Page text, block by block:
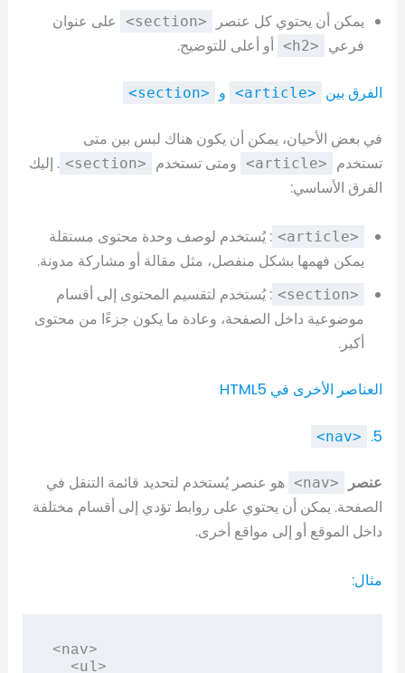
يمكن أن يحتوي كل عنصر
<section>
على عنوان
فرعي
<h2> أو أعلى للتوضيح.
الفرق بين <article> و <section>
في بعض الأحيان، يمكن أن يكون هناك لبس بين متى
تستخدم
<article> ومتى تستخدم <section>
. إليك
الفرق الأساسي:
<article>
: يُستخدم لوصف وحدة محتوى مستقلة
يمكن فهمها بشكل منفصل، مثل مقالة أو مشاركة مدونة.
<section>
: يُستخدم لتقسيم المحتوى إلى أقسام
موضوعية داخل الصفحة، وعادة ما يكون جزءًا من محتوى
أكبر.
العناصر الأخرى في HTML5
5.
<nav>
عنصر <nav>
هو عنصر يُستخدم لتحديد قائمة التنقل في
الصفحة. يمكن أن يحتوي على روابط تؤدي إلى أقسام مختلفة
داخل الموقع أو إلى مواقع أخرى.
مثال:
<nav>